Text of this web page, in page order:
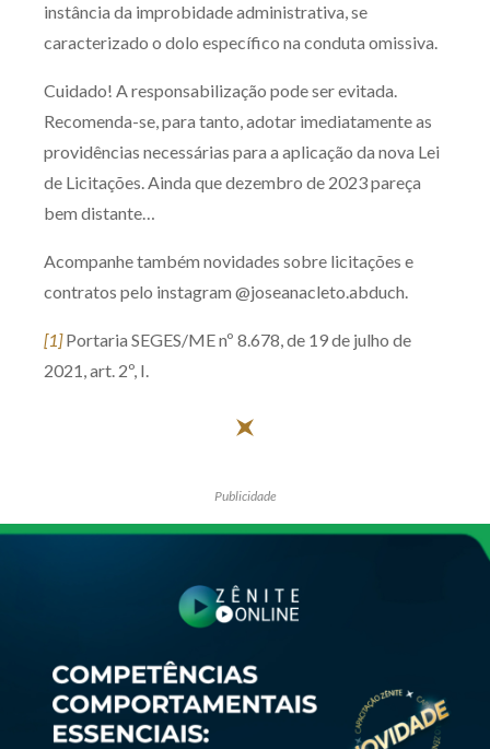
instância da improbidade administrativa, se
caracterizado o dolo específico na conduta omissiva.
Cuidado! A responsabilização pode ser evitada.
Recomenda-se, para tanto, adotar imediatamente as
providências necessárias para a aplicação da nova Lei
de Licitações. Ainda que dezembro de 2023 pareça
bem distante…
Acompanhe também novidades sobre licitações e
contratos pelo instagram @joseanacleto.abduch.
[1]Portaria SEGES/ME nº 8.678, de 19 de julho de
2021, art. 2º, I.
Publicidade